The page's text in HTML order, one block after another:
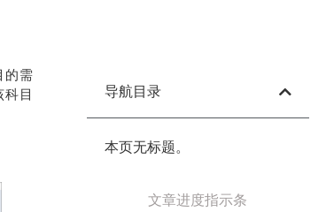
的需
目
导航目录
本页无标题。
文章进度指示条